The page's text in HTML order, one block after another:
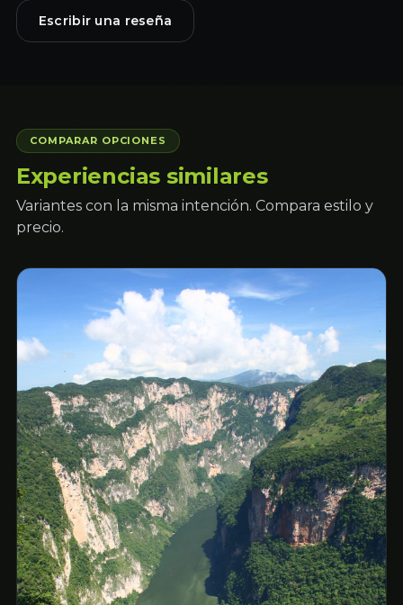
Escribir una reseña
COMPARAR OPCIONES
Experiencias similares
Variantes con la misma intención. Compara estilo y
precio.